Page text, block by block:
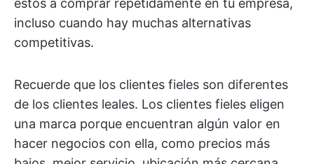
estos a comprar repetidamente en tu empresa,
incluso cuando hay muchas alternativas
competitivas.
Recuerde que los clientes fieles son diferentes
de los clientes leales. Los clientes fieles eligen
una marca porque encuentran algún valor en
hacer negocios con ella, como precios más